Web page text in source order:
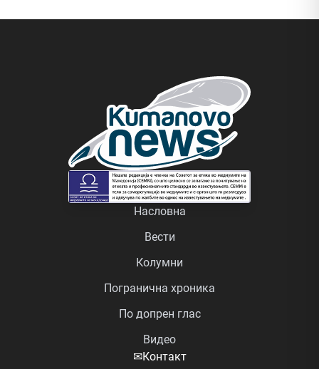
Насловна
Вести
Колумни
Погранична хроника
По допрен глас
Видео
✉Контакт